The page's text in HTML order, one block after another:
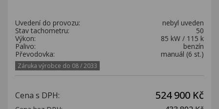
Uvedení do provozu:
nebyl uveden
Stav tachometru:
50
Výkon:
85 kW / 115 k
Palivo:
benzín
Převodovka:
manuál (6 st.)
Záruka výrobce do 08 / 2033
Cena s DPH: 524 900 Kč